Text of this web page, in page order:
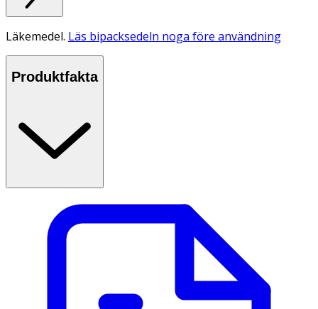
Läkemedel. Läs bipacksedeln noga före användning
Produktfakta